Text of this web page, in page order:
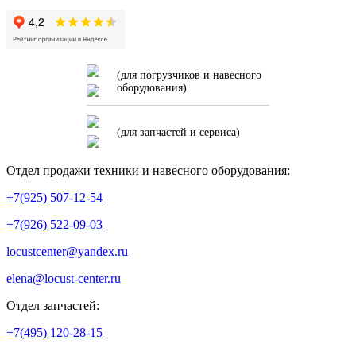
(для погрузчиков и навесного
оборудования)
(для запчастей и сервиса)
Отдел продажи техники и навесного оборудования:
+7(925) 507-12-54
+7(926) 522-09-03
locustcenter@yandex.ru
elena@locust-center.ru
Отдел запчастей:
+7(495) 120-28-15